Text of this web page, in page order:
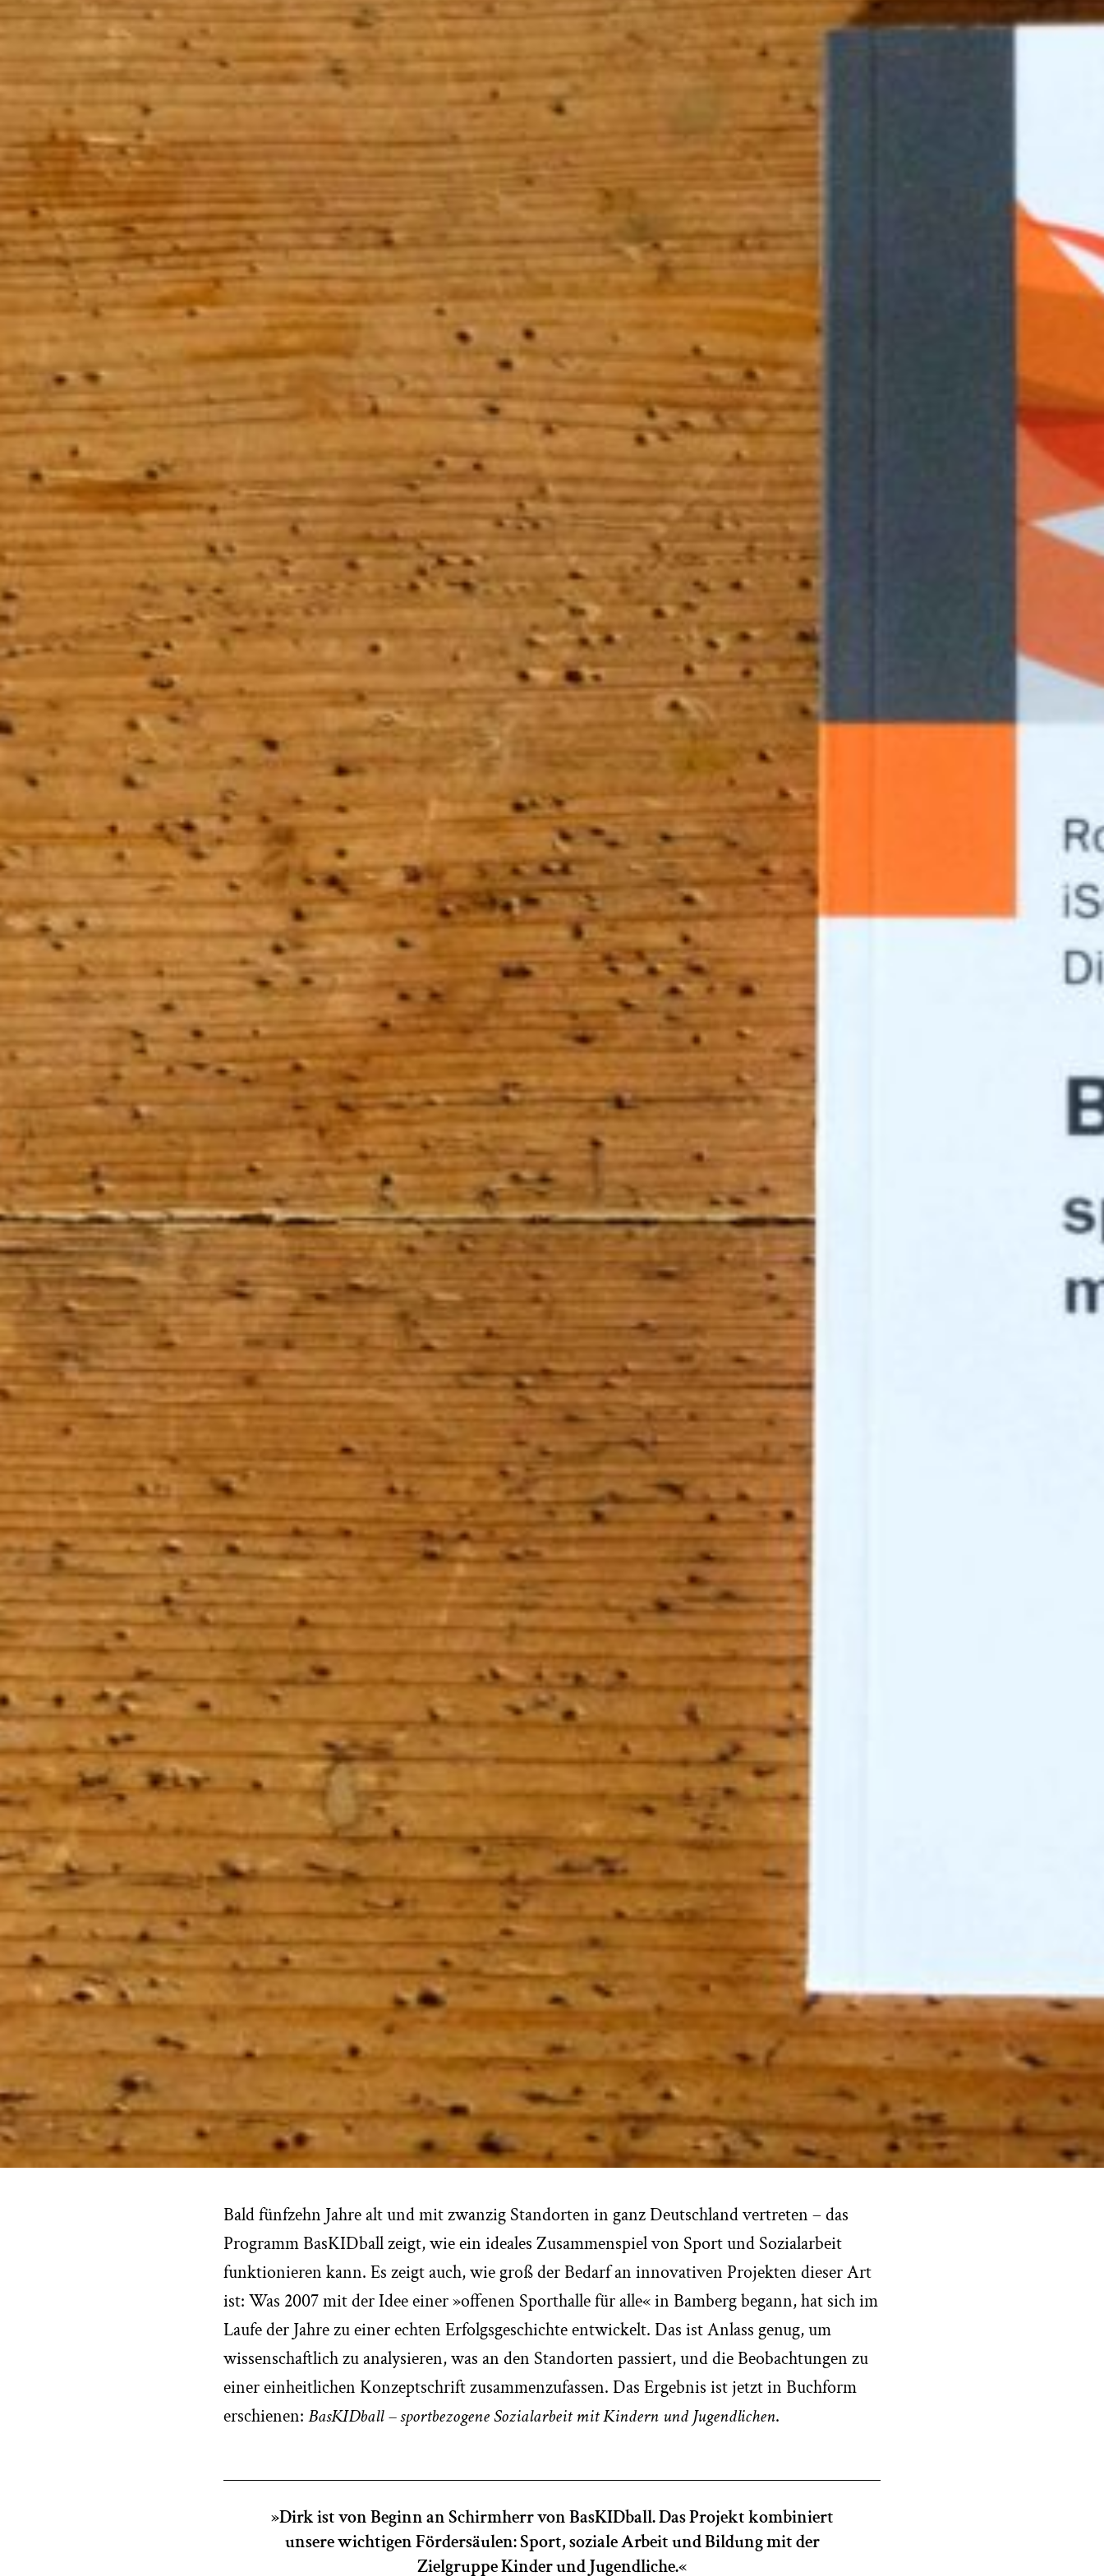
Bald fünfzehn Jahre alt und mit zwanzig Standorten in ganz Deutschland vertreten – das
Programm BasKIDball zeigt, wie ein ideales Zusammenspiel von Sport und Sozialarbeit
funktionieren kann. Es zeigt auch, wie groß der Bedarf an innovativen Projekten dieser Art
ist: Was 2007 mit der Idee einer »offenen Sporthalle für alle« in Bamberg begann, hat sich im
Laufe der Jahre zu einer echten Erfolgsgeschichte entwickelt. Das ist Anlass genug, um
wissenschaftlich zu analysieren, was an den Standorten passiert, und die Beobachtungen zu
einer einheitlichen Konzeptschrift zusammenzufassen. Das Ergebnis ist jetzt in Buchform
erschienen: BasKIDball – sportbezogene Sozialarbeit mit Kindern und Jugendlichen.
»Dirk ist von Beginn an Schirmherr von BasKIDball. Das Projekt kombiniert
unsere wichtigen Fördersäulen: Sport, soziale Arbeit und Bildung mit der
Zielgruppe Kinder und Jugendliche.«